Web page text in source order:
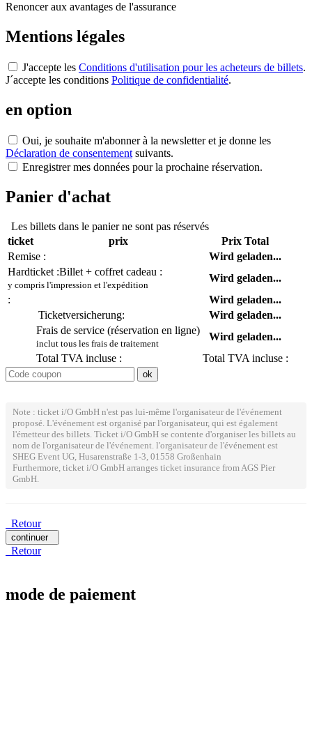
Renoncer aux avantages de l'assurance
Mentions légales
J'accepte les Conditions d'utilisation pour les acheteurs de billets.
J´accepte les conditions Politique de confidentialité.
en option
Oui, je souhaite m'abonner à la newsletter et je donne les
Déclaration de consentement suivants.
Enregistrer mes données pour la prochaine réservation.
Panier d'achat
Les billets dans le panier ne sont pas réservés
ticket
prix
Prix Total
Remise :
Wird geladen...
Hardticket :Billet + coffret cadeau :
y compris l'impression et l'expédition
Wird geladen...
:
Wird geladen...
Ticketversicherung:
Wird geladen...
Frais de service (réservation en ligne)
inclut tous les frais de traitement
Wird geladen...
Total TVA incluse :
Total TVA incluse :
Note : ticket i/O GmbH n'est pas lui-même l'organisateur de l'événement
proposé. L'événement est organisé par l'organisateur, qui est également
l'émetteur des billets. Ticket i/O GmbH se contente d'organiser les billets au
nom de l'organisateur de l'événement. l'organisateur de l'événement est
SHEG Event UG, Husarenstraße 1-3, 01558 Großenhain
Furthermore, ticket i/O GmbH arranges ticket insurance from AGS Pier
GmbH.
Retour
continuer
Retour
mode de paiement